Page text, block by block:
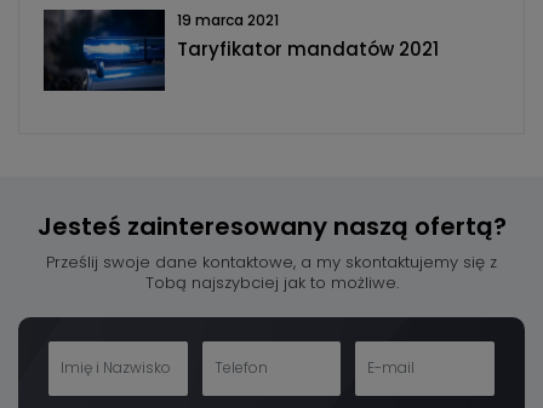
19 marca 2021
Taryfikator mandatów 2021
Jesteś zainteresowany naszą ofertą?
Prześlij swoje dane kontaktowe, a my skontaktujemy się z
Tobą najszybciej jak to możliwe.